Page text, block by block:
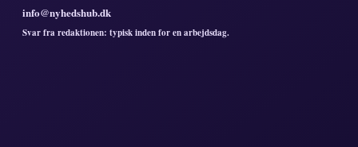
info@nyhedshub.dk
Svar fra redaktionen: typisk inden for en arbejdsdag.